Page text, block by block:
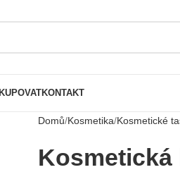
KONTAKT
Domů Kosmetika Kosmetické
Kosmetická